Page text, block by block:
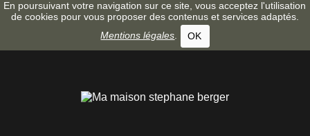
En poursuivant votre navigation sur ce site, vous acceptez l'utilisation
de cookies pour vous proposer des contenus et services adaptés.
Mentions légales. OK